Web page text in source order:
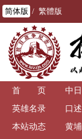
简体版 / 繁體版
首 页 中
英雄名录
口
本站动态
黄